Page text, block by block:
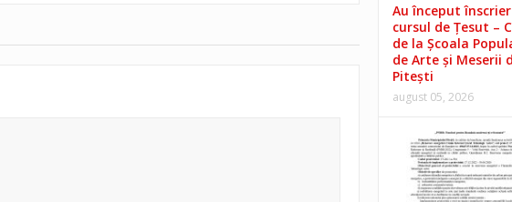
Au început
cursul de Țesut –
de la Școala
de Arte și Meserii
Pitești
august 05, 2026